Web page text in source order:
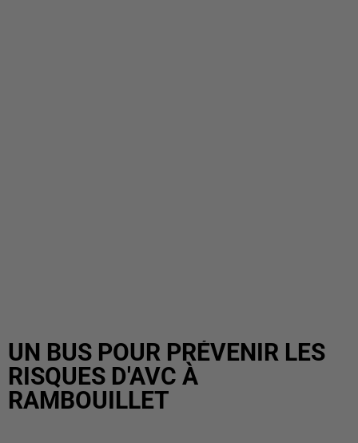
UN BUS POUR PRÉVENIR LES
RISQUES D'AVC À
RAMBOUILLET